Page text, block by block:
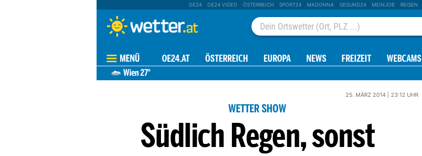
OE24 OE24 VIDEO ÖSTERREICH SPORT24 MADONNA GESUND24 MEINJOB REISEN
MENÜ OE24.AT ÖSTERREICH EUROPA NEWS FREIZEIT WEBCAMS
Wien27°
25. MÄRZ 2014 | 23:12 UHR
WETTER SHOW
Südlich Regen, sonst